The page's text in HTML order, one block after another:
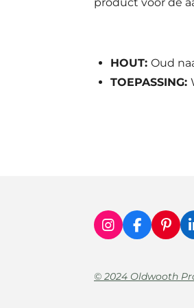
HOUT: Oud
TOEPASSING:
I
n
t
a
F
a
e
b
P
i
e
© 2024 Oldwooth